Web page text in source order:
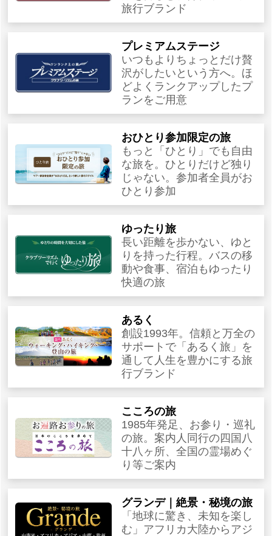
旅行ブランド
プレミアムステージ
いつもよりちょっとだけ贅
沢がしたいという方へ。ほ
どよくランクアップしたプ
ランをご用意
おひとり参加限定の旅
もっと「ひとり」でも自由
な旅を。ひとりだけど独り
じゃない。参加者全員がお
ひとり参加
ゆったり旅
長い距離を歩かない、ゆと
りを持った行程。バスの移
動や食事、宿泊もゆったり
快適の旅
あるく
創設1993年。信頼と万全の
サポートで「あるく旅」を
通して人生を豊かにする旅
行ブランド
こころの旅
1985年発足、お参り・巡礼
の旅。案内人同行の四国八
十八ヶ所、全国の霊場めぐ
り等ご案内
グランデ｜絶景・秘境の旅
「地球に驚き、未知を楽し
む」アフリカ大陸からアジ